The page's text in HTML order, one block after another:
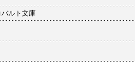
ルト文庫